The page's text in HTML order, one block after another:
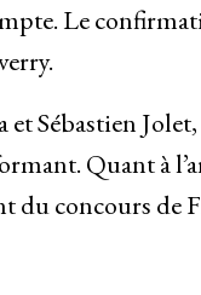
Le
et Sébastien
Quant à
du concours de